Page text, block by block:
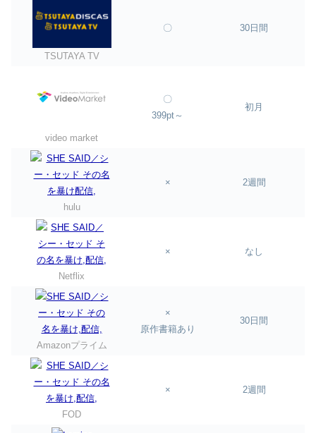
TSUTAYA TV
〇 30日間
video market
〇
399pt～
初月
hulu
× 2週間
Netflix
× なし
Amazonプライム
×
原作書籍あり
30日間
FOD
× 2週間